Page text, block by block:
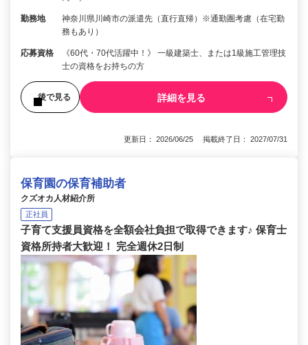
勤務地
神奈川県川崎市の派遣先（直行直帰）※通勤圏考慮（在宅勤
務もあり）
応募資格
《60代・70代活躍中！》 一級建築士、または1級施工管理技
士の資格をお持ちの方
後で見る 詳細を見る
更新日： 2026/06/25 掲載終了日： 2027/07/31
保育園の保育補助者
クズオカ人材紹介所
正社員
子育て支援員資格を全額会社負担で取得できます♪ 保育士
資格所持者大歓迎！ 完全週休2日制